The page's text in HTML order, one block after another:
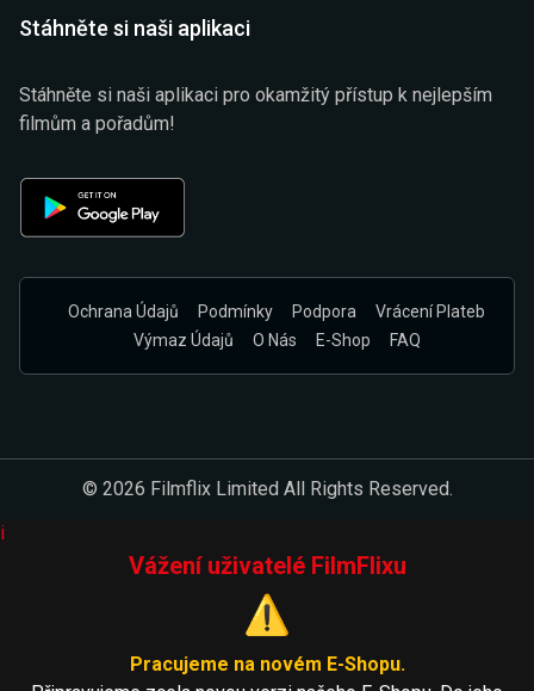
Stáhněte si naši aplikaci
Stáhněte si naši aplikaci pro okamžitý přístup k nejlepším
filmům a pořadům!
Ochrana Údajů Podmínky Podpora
Vrácení Plateb
Výmaz Údajů
O Nás E-Shop FAQ
© 2026 Filmflix Limited All Rights Reserved.
i
Vážení uživatelé FilmFlixu
⚠️
Pracujeme na novém E-Shopu.